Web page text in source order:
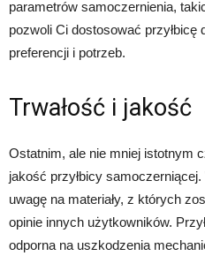
parametrów samoczernienia,
pozwoli Ci dostosować przyłbicę
preferencji i potrzeb.
Trwałość i jakość
Ostatnim, ale nie mniej istotnym
jakość przyłbicy
uwagę na materiały, z których
opinie innych użytkowników.
odporna na uszkodzenia